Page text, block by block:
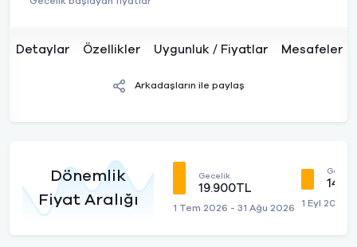
Detaylar Özellikler Uygunluk / Fiyatlar Mesafeler
Arkadaşların ile paylaş
Dönemlik
Fiyat Aralığı
Gecelik
19.900TL
1 Tem 2026 - 31 Ağu 2026 1 Eyl 2026